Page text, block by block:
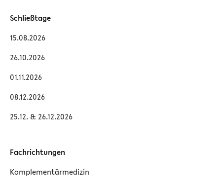
Schließtage
15.08.2026
26.10.2026
01.11.2026
08.12.2026
25.12. & 26.12.2026
Fachrichtungen
Komplementärmedizin